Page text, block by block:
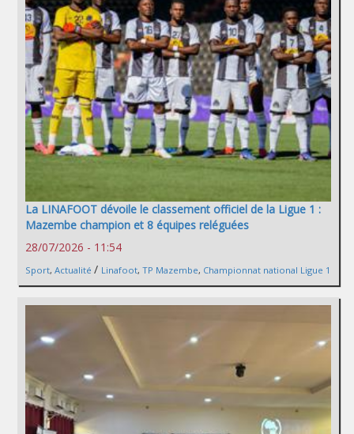
La LINAFOOT dévoile le classement officiel de la Ligue 1 :
Mazembe champion et 8 équipes reléguées
28/07/2026 - 11:54
Sport, Actualité / Linafoot, TP Mazembe, Championnat national Ligue 1